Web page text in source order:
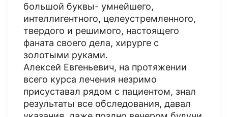
большой буквы- умнейшего,
интеллигентного, целеустремленного,
твердого и решимого, настоящего
фаната своего дела, хирурге с
золотыми руками.
Алексей Евгеньевич, на протяжении
всего курса лечения незримо
присуставал рядом с пациентом, знал
результаты все обследования, давал